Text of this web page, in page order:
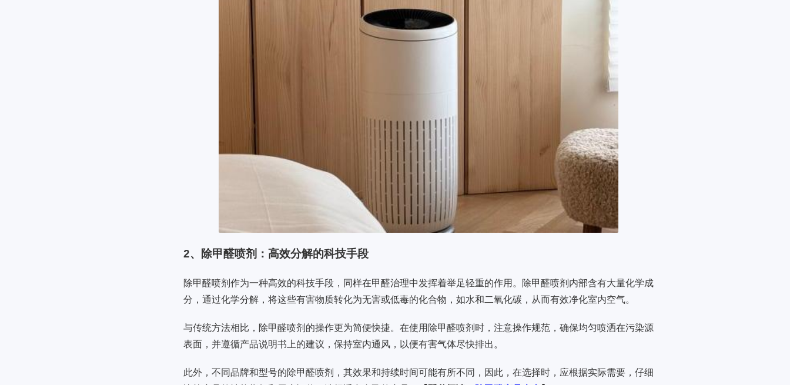
2、除甲醛喷剂：高效分解的科技手段
除甲醛喷剂作为一种高效的科技手段，同样在甲醛治理中发挥着举足轻重的作用。除甲醛喷剂内部含有大量化学成
分，通过化学分解，将这些有害物质转化为无害或低毒的化合物，如水和二氧化碳，从而有效净化室内空气。
与传统方法相比，除甲醛喷剂的操作更为简便快捷。在使用除甲醛喷剂时，注意操作规范，确保均匀喷洒在污染源
表面，并遵循产品说明书上的建议，保持室内通风，以便有害气体尽快排出。
此外，不同品牌和型号的除甲醛喷剂，其效果和持续时间可能有所不同，因此，在选择时，应根据实际需要，仔细